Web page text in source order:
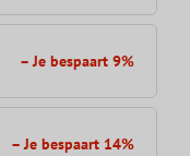
– Je bespaart 9%
– Je bespaart 14%